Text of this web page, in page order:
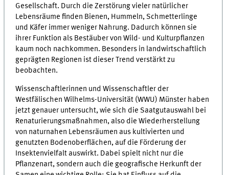
Gesellschaft. Durch die Zerstörung vieler natürlicher
Lebensräume finden Bienen, Hummeln, Schmetterlinge
und Käfer immer weniger Nahrung. Dadurch können sie
ihrer Funktion als Bestäuber von Wild- und Kulturpflanzen
kaum noch nachkommen. Besonders in landwirtschaftlich
geprägten Regionen ist dieser Trend verstärkt zu
beobachten.
Wissenschaftlerinnen und Wissenschaftler der
Westfälischen Wilhelms-Universität (WWU) Münster haben
jetzt genauer untersucht, wie sich die Saatgutauswahl bei
Renaturierungsmaßnahmen, also die Wiederherstellung
von naturnahen Lebensräumen aus kultivierten und
genutzten Bodenoberflächen, auf die Förderung der
Insektenvielfalt auswirkt. Dabei spielt nicht nur die
Pflanzenart, sondern auch die geografische Herkunft der